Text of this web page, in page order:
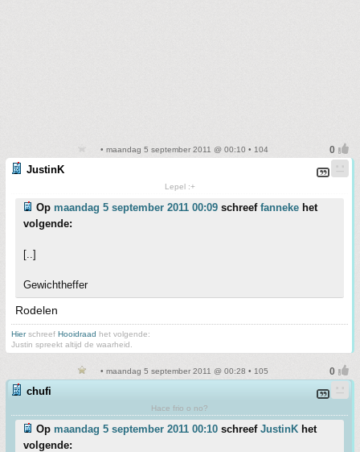
• maandag 5 september 2011 @ 00:10 • 104
JustinK
Lepel :+
Op maandag 5 september 2011 00:09 schreef fanneke het
volgende:
[..]
Gewichtheffer
Rodelen
Hierschreef Hooidraad het volgende:
Justin spreekt altijd de waarheid.
• maandag 5 september 2011 @ 00:28 • 105
chufi
Hace frio o no?
Op maandag 5 september 2011 00:10 schreef JustinK het
volgende: